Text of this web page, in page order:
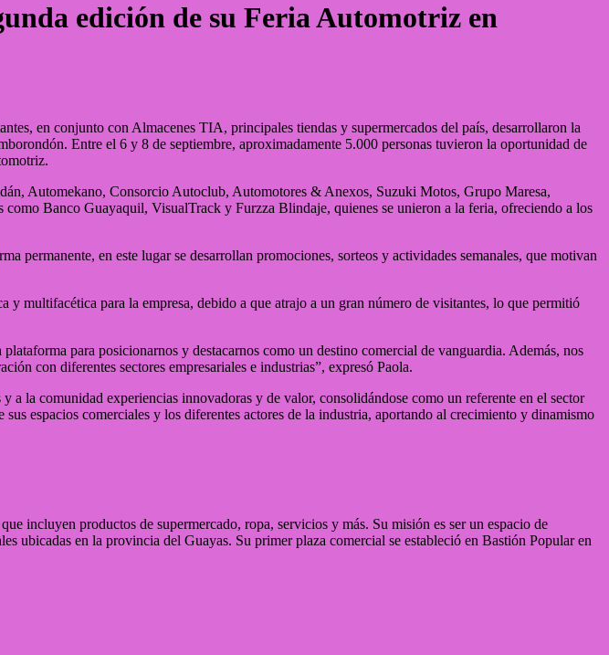
edición de su Feria Automotriz en
en conjunto con Almacenes TIA, principales tiendas y supermercados del país, desarrollaron la
Entre el 6 y 8 de septiembre, aproximadamente 5.000 personas tuvieron la oportunidad de
Automekano, Consorcio Autoclub, Automotores & Anexos, Suzuki Motos, Grupo Maresa,
Banco Guayaquil, VisualTrack y Furzza Blindaje, quienes se unieron a la feria, ofreciendo a los
permanente, en este lugar se desarrollan promociones, sorteos y actividades semanales, que motivan
multifacética para la empresa, debido a que atrajo a un gran número de visitantes, lo que permitió
para posicionarnos y destacarnos como un destino comercial de vanguardia. Además, nos
con diferentes sectores empresariales e industrias”, expresó Paola.
la comunidad experiencias innovadoras y de valor, consolidándose como un referente en el sector
espacios comerciales y los diferentes actores de la industria, aportando al crecimiento y dinamismo
incluyen productos de supermercado, ropa, servicios y más. Su misión es ser un espacio de
ubicadas en la provincia del Guayas. Su primer plaza comercial se estableció en Bastión Popular en